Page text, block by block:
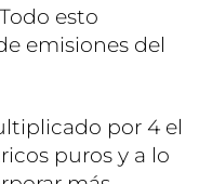
esto
emisiones del
por 4 el
puros y a lo